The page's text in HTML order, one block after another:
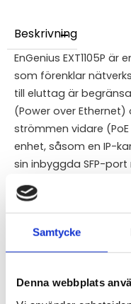
Samtycke
Denna webbplats
Beskrivning
EnGenius EXT1105P
som förenklar
till eluttag är
(Power over
strömmen vidare
enhet, såsom en IP-
sin inbyggda SFP-
fiberanslutning direkt
eliminerar
hanteras centralt via
kontroll över VLAN
lokal konfiguration.
Mer om produkten: